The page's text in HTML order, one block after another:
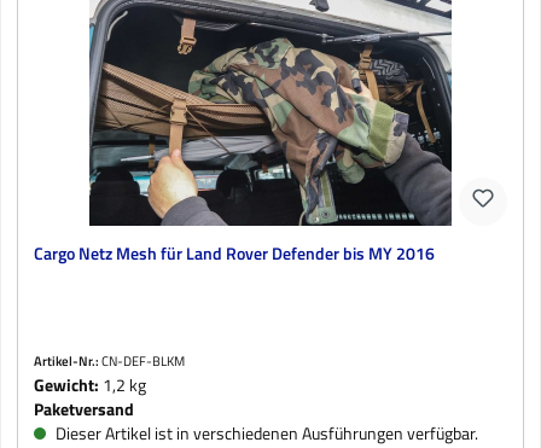
Cargo Netz Mesh für Land Rover Defender bis MY 2016
Artikel-Nr.:CN-DEF-BLKM
Gewicht: 1,2 kg
Paketversand
Dieser Artikel ist in verschiedenen Ausführungen verfügbar.